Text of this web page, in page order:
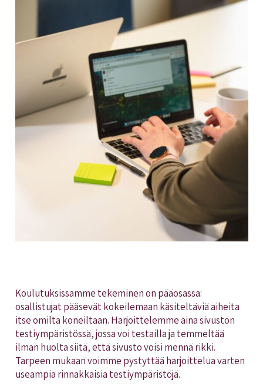
Koulutuksissamme tekeminen on pääosassa:
osallistujat pääsevät kokeilemaan käsiteltäviä aiheita
itse omilta koneiltaan. Harjoittelemme aina sivuston
testiympäristössä, jossa voi testailla ja temmeltää
ilman huolta siitä, että sivusto voisi mennä rikki.
Tarpeen mukaan voimme pystyttää harjoittelua varten
useampia rinnakkaisia testiympäristöjä.